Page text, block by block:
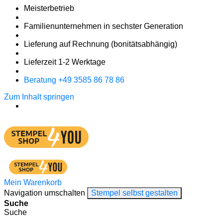
Meister­betrieb
Familien­unter­nehmen in sechster Gene­ration
Lieferung auf Rech­nung (bonitätsabhängig)
Liefer­zeit 1-2 Werk­tage
Bera­tung +49 3585 86 78 86
Zum Inhalt springen
Mein Warenkorb
Navigation umschalten
Stempel selbst gestalten
Suche
Suche